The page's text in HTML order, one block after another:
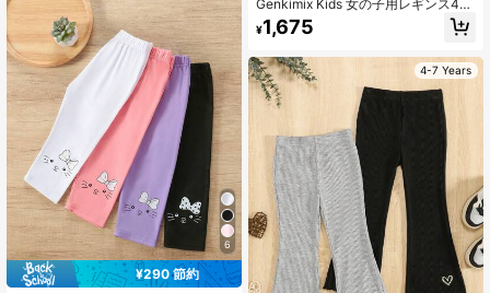
6
¥290 節約
Genkimix Kids 女の子用レギンス4枚
セット、ベビーパープル、夏用パー
プル蝶花柄ハイウエスト伸縮レギン
ト 2026年新作
¥1,675
4-7 Years